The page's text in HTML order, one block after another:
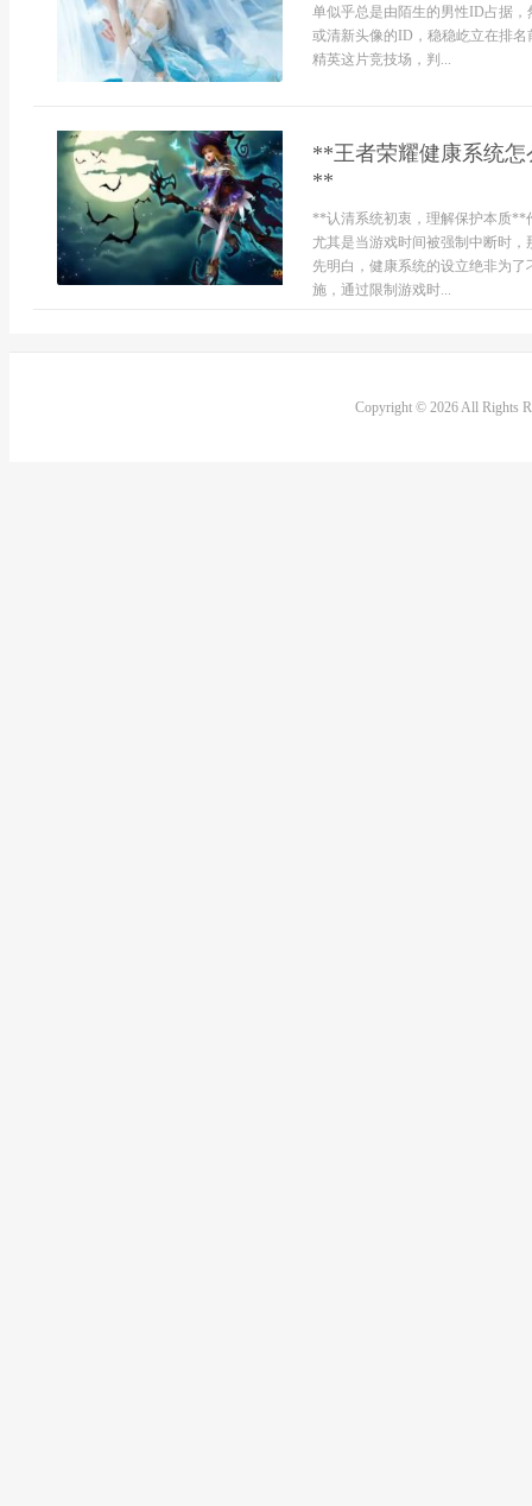
单似乎总是由陌生的男性ID占据
或清新头像的ID，稳稳屹立在排
精英这片竞技场，判...
**王者荣耀健康系统
**
**认清系统初衷，理解保护本质**
尤其是当游戏时间被强制中断时
先明白，健康系统的设立绝非为
施，通过限制游戏时...
Copyright © 2026 All Rights